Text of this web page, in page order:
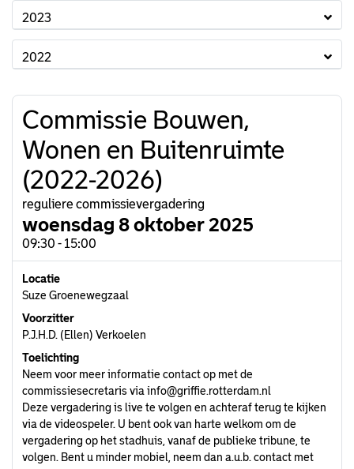
2023
2022
Commissie Bouwen,
Wonen en Buitenruimte
(2022-2026)
reguliere commissievergadering
woensdag 8 oktober 2025
09:30 - 15:00
Locatie
Suze Groenewegzaal
Voorzitter
P.J.H.D. (Ellen) Verkoelen
Toelichting
Neem voor meer informatie contact op met de
commissiesecretaris via info@griffie.rotterdam.nl
Deze vergadering is live te volgen en achteraf terug te kijken
via de videospeler. U bent ook van harte welkom om de
vergadering op het stadhuis, vanaf de publieke tribune, te
volgen. Bent u minder mobiel, neem dan a.u.b. contact met